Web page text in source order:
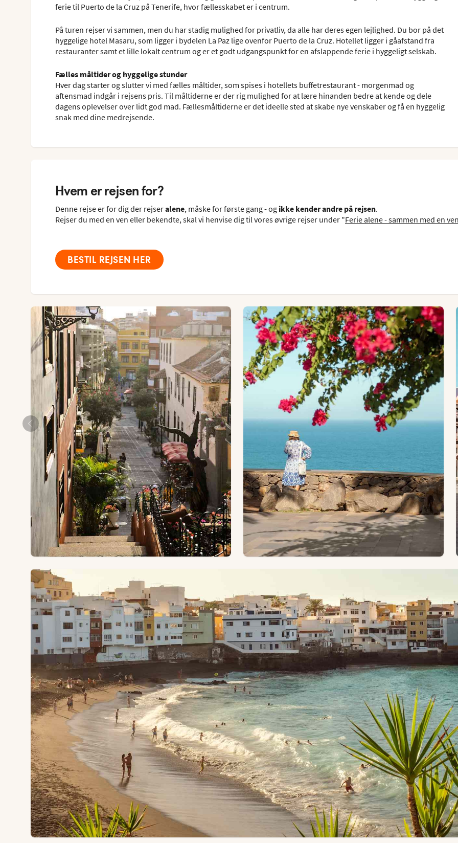
ferie til Puerto de la Cruz på Tenerife, hvor fællesskabet er i centrum.
På turen rejser vi sammen, men du har stadig mulighed for privatliv, da alle har deres egen lejlighed. Du bor på det
hyggelige hotel Masaru, som ligger i bydelen La Paz lige ovenfor Puerto de la Cruz. Hotellet ligger i gåafstand fra
restauranter samt et lille lokalt centrum og er et godt udgangspunkt for en afslappende ferie i hyggeligt selskab.
Fælles måltider og hyggelige stunder
Hver dag starter og slutter vi med fælles måltider, som spises i hotellets buffetrestaurant - morgenmad og
aftensmad indgår i rejsens pris. Til måltiderne er der rig mulighed for at lære hinanden bedre at kende og dele
dagens oplevelser over lidt god mad. Fællesmåltiderne er det ideelle sted at skabe nye venskaber og få en hyggelig
snak med dine medrejsende.
Hvem er rejsen for?
Denne rejse er for dig der rejseralene, måske for første gang - og ikke kender andre på rejsen.
Rejser du med en ven eller bekendte, skal vi henvise dig til vores øvrige rejser under "Ferie alene - sammen med en
BESTIL REJSEN HER